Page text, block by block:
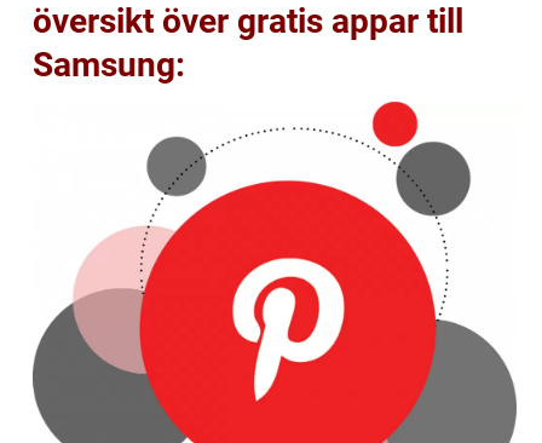
översikt över gratis appar till
Samsung: